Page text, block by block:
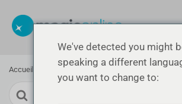
Accueil vider cache edge
Recherche
We've detected you might
speaking a different
you want to change to: